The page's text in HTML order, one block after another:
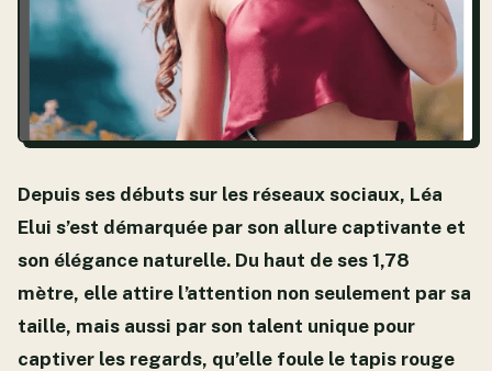
Depuis ses débuts sur les réseaux sociaux, Léa
Elui s’est démarquée par son allure captivante et
son élégance naturelle. Du haut de ses 1,78
mètre, elle attire l’attention non seulement par sa
taille, mais aussi par son talent unique pour
captiver les regards, qu’elle foule le tapis rouge